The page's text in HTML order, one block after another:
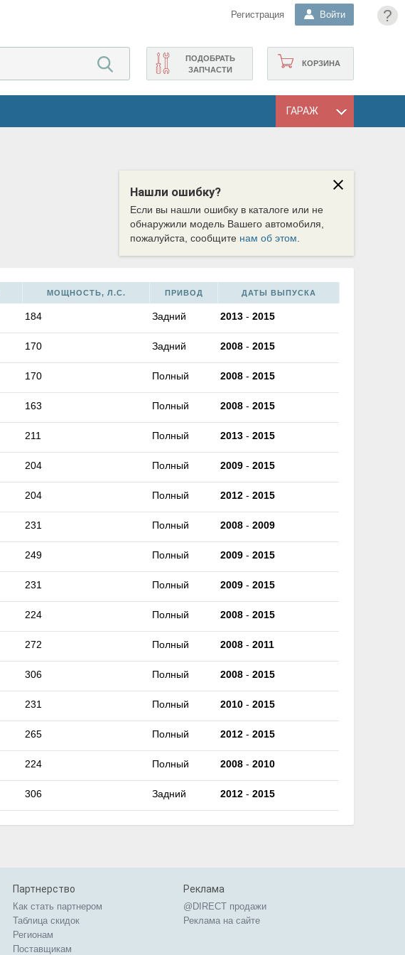
?
Регистрация Войти
КОРЗИНА
ПОДОБРАТЬ
ЗАПЧАСТИ
ГАРАЖ
Нашли ошибку?
Если вы нашли ошибку в каталоге или не
обнаружили модель Вашего автомобиля,
пожалуйста, сообщите нам об этом
МОЩНОСТЬ, Л.С. ПРИВОД ДАТЫ ВЫПУСКА
184 Задний 2013 - 2015
170 Задний 2008 - 2015
170 Полный 2008 - 2015
163 Полный 2008 - 2015
211 Полный 2013 - 2015
204 Полный 2009 - 2015
204 Полный 2012 - 2015
231 Полный 2008 - 2009
249 Полный 2009 - 2015
231 Полный 2009 - 2015
224 Полный 2008 - 2015
272 Полный 2008 - 2011
306 Полный 2008 - 2015
231 Полный 2010 - 2015
265 Полный 2012 - 2015
224 Полный 2008 - 2010
306 Задний 2012 - 2015
Партнерство
Как стать партнером
Таблица скидок
Регионам
Поставщикам
Реклама
@DIRECT продажи
Реклама на сайте